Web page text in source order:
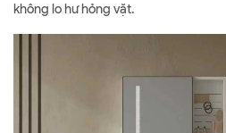
không lo hư hỏng vặt.